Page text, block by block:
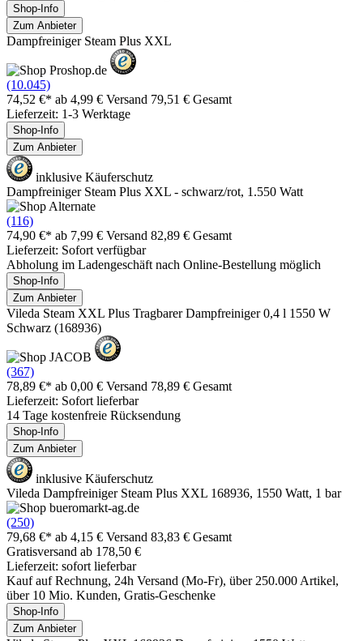
Shop-Info
Zum Anbieter
Dampfreiniger Steam Plus XXL
(10.045)
74,52 €* ab 4,99 € Versand 79,51 € Gesamt
Lieferzeit: 1-3 Werktage
Shop-Info
Zum Anbieter
inklusive Käuferschutz
Dampfreiniger Steam Plus XXL - schwarz/rot, 1.550 Watt
(116)
74,90 €* ab 7,99 € Versand 82,89 € Gesamt
Lieferzeit: Sofort verfügbar
Abholung im Ladengeschäft nach Online-Bestellung möglich
Shop-Info
Zum Anbieter
Vileda Steam XXL Plus Tragbarer Dampfreiniger 0,4 l 1550 W
Schwarz (168936)
(367)
78,89 €* ab 0,00 € Versand 78,89 € Gesamt
Lieferzeit: Sofort lieferbar
14 Tage kostenfreie Rücksendung
Shop-Info
Zum Anbieter
inklusive Käuferschutz
Vileda Dampfreiniger Steam Plus XXL 168936, 1550 Watt, 1 bar
(250)
79,68 €* ab 4,15 € Versand 83,83 € Gesamt
Gratisversand ab 178,50 €
Lieferzeit: sofort lieferbar
Kauf auf Rechnung, 24h Versand (Mo-Fr), über 250.000 Artikel,
über 10 Mio. Kunden, Gratis-Geschenke
Shop-Info
Zum Anbieter